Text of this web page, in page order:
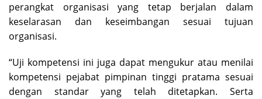
perangkat organisasi yang tetap berjalan dalam
keselarasan dan keseimbangan sesuai tujuan
organisasi.
“Uji kompetensi ini juga dapat mengukur atau menilai
kompetensi pejabat pimpinan tinggi pratama sesuai
dengan standar yang telah ditetapkan. Serta